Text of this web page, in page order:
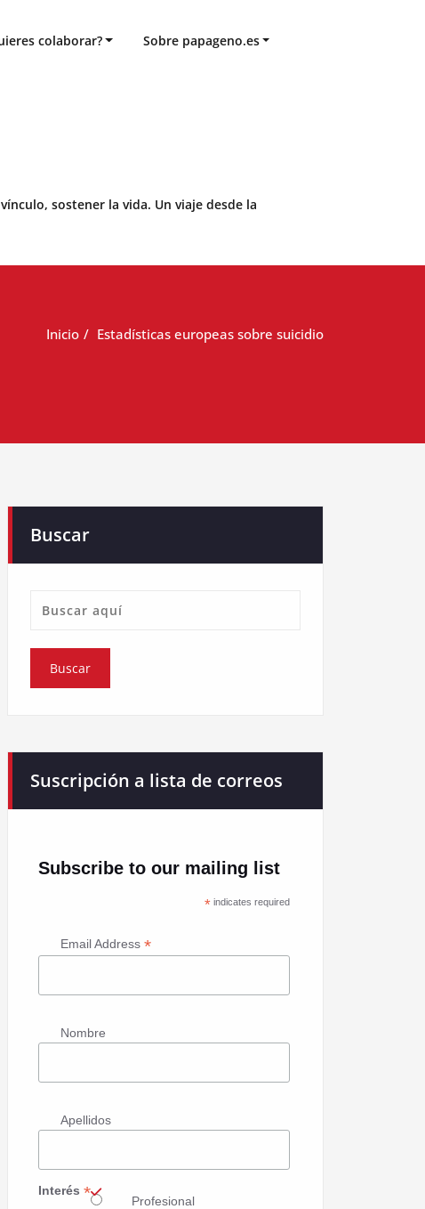
colaborar? Sobre papageno.es
sostener la vida. Un viaje desde la
Inicio Estadísticas europeas sobre suicidio
Buscar
Suscripción a lista de correos
Subscribe to our mailing list
* indicates required
Email Address*
Nombre
Apellidos
Interés* Profesional